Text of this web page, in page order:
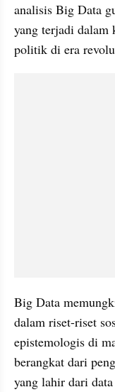
analisis Big Data
yang terjadi dalam
politik di era
Big Data
dalam riset-riset
epistemologis di
berangkat dari
yang lahir dari